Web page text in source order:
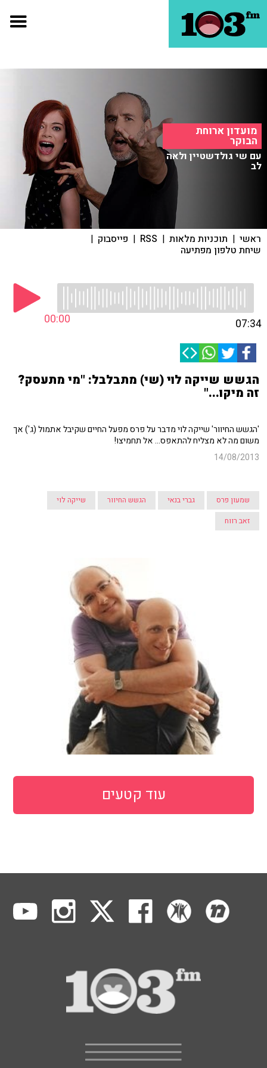
מועדון ארוחת
הבוקר
עם שי גולדשטיין ולאה
לב
ראשי | תוכניות מלאות |
RSS
| פייסבוק |
שיחת טלפון מפתיעה
00:00 07:34
הגשש שייקה לוי (שי) מתבלבל: "מי מתעסק?
זה מיקו..."
'הגשש החיוור' שייקה לוי מדבר על פרס מפעל החיים שקיבל אתמול (ג') אך
משום מה לא מצליח להתאפס... אל תחמיצו!
14/08/2013
שמעון פרס גברי בנאי הגשש החיוור
שייקה לוי
זאב רווח
עוד קטעים